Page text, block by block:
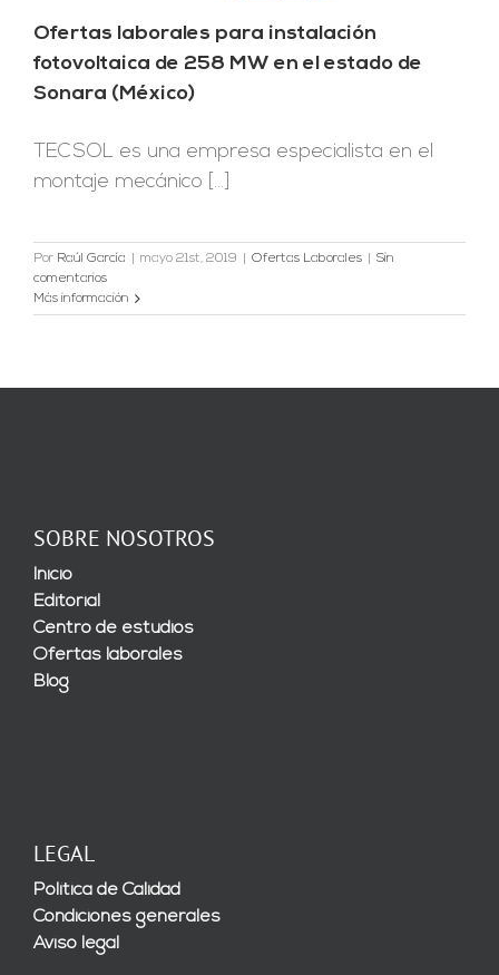
Ofertas laborales para instalación
fotovoltaica de 258 MW en el estado de
Sonara (México)
TECSOL es una empresa especialista en el
montaje mecánico [...]
Por Raúl García mayo 21st, 2019 Ofertas Laborales
Sin
comentarios
Más información
SOBRE NOSOTROS
Inicio
Editorial
Centro de estudios
Ofertas laborales
Blog
LEGAL
Política de Calidad
Condiciones generales
Aviso legal